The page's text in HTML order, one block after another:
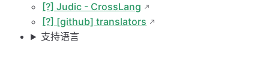
[?] Judic - CrossLang
[?] [github] translators
支持语言